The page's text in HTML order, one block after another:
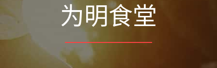
为明食堂